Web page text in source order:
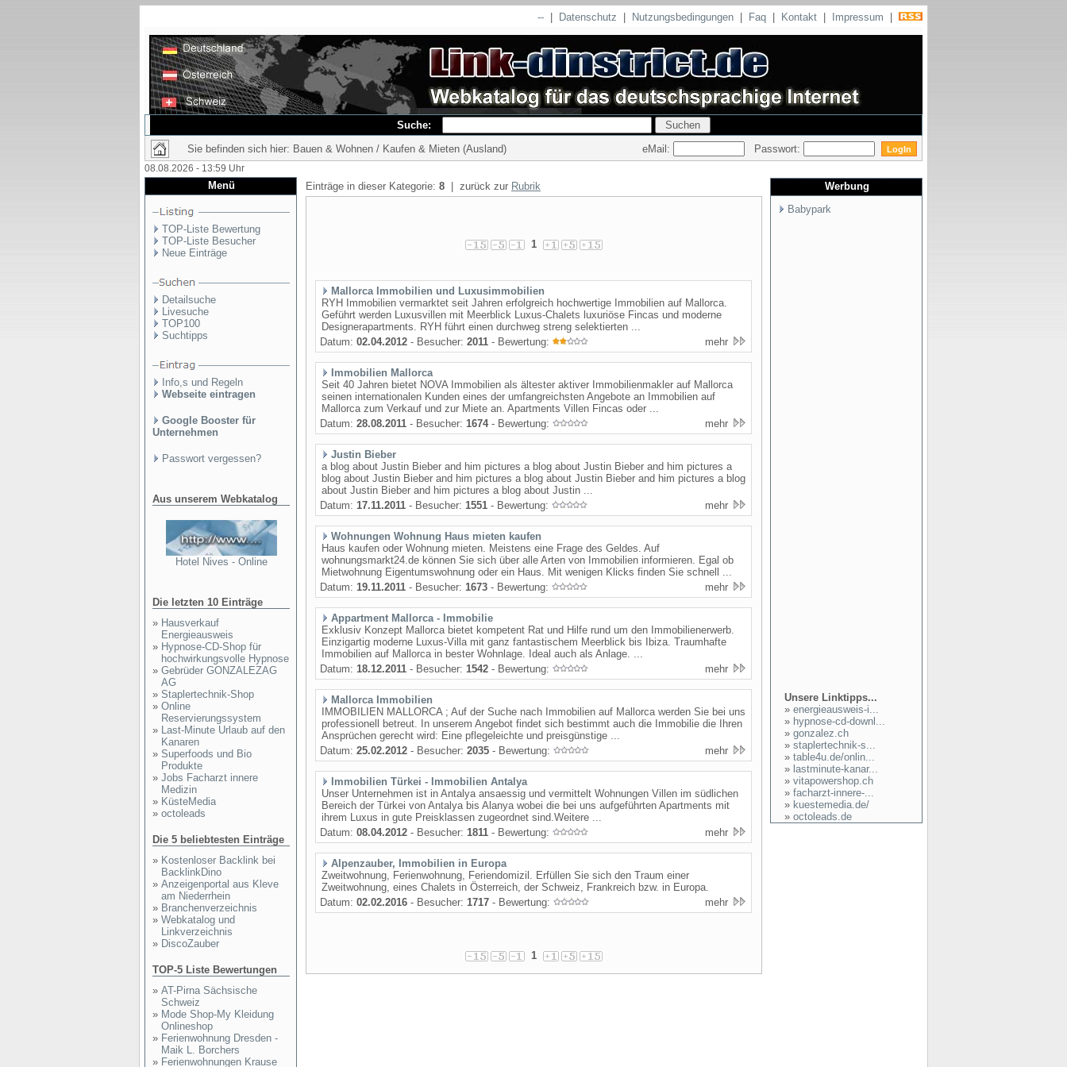
-- Datenschutz Nutzungsbedingungen Faq Kontakt Impressum
Suche:
Sie befinden sich hier: Bauen & Wohnen / Kaufen & Mieten (Ausland)
eMail: Passwort:
08.08.2026 - 13:59 Uhr
Menü
TOP-Liste Bewertung
TOP-Liste Besucher
Neue Einträge
Detailsuche
Livesuche
TOP100
Suchtipps
Info,s und Regeln
Webseite eintragen
Google Booster für
Unternehmen
Passwort vergessen?
Aus unserem Webkatalog
Hotel Nives - Online
Die letzten 10 Einträge
» Hausverkauf
Energieausweis
» Hypnose-CD-Shop für
hochwirkungsvolle Hypnose
» Gebrüder GONZALEZAG
AG
» Staplertechnik-Shop
» Online
Reservierungssystem
» Last-Minute Urlaub auf den
Kanaren
» Superfoods und Bio
Produkte
» Jobs Facharzt innere
Medizin
» KüsteMedia
» octoleads
Die 5 beliebtesten Einträge
» Kostenloser Backlink bei
BacklinkDino
» Anzeigenportal aus Kleve
am Niederrhein
» Branchenverzeichnis
» Webkatalog und
Linkverzeichnis
» DiscoZauber
TOP-5 Liste Bewertungen
» AT-Pirna Sächsische
Schweiz
» Mode Shop-My Kleidung
Onlineshop
» Ferienwohnung Dresden -
Maik L. Borchers
» Ferienwohnungen Krause
Einträge in dieser Kategorie: 8 | zurück zur Rubrik
1
Mallorca Immobilien und Luxusimmobilien
RYH Immobilien vermarktet seit Jahren erfolgreich hochwertige Immobilien auf Mallorca.
Geführt werden Luxusvillen mit Meerblick Luxus-Chalets luxuriöse Fincas und moderne
Designerapartments. RYH führt einen durchweg streng selektierten ...
Datum: 02.04.2012 - Besucher: 2011 - Bewertung: mehr
Immobilien Mallorca
Seit 40 Jahren bietet NOVA Immobilien als ältester aktiver Immobilienmakler auf Mallorca
seinen internationalen Kunden eines der umfangreichsten Angebote an Immobilien auf
Mallorca zum Verkauf und zur Miete an. Apartments Villen Fincas oder ...
Datum: 28.08.2011 - Besucher: 1674- Bewertung: mehr
Justin Bieber
a blog about Justin Bieber and him pictures a blog about Justin Bieber and him pictures a
blog about Justin Bieber and him pictures a blog about Justin Bieber and him pictures a blog
about Justin Bieber and him pictures a blog about Justin ...
Datum: 17.11.2011 - Besucher: 1551 - Bewertung: mehr
Wohnungen Wohnung Haus mieten kaufen
Haus kaufen oder Wohnung mieten. Meistens eine Frage des Geldes. Auf
wohnungsmarkt24.de können Sie sich über alle Arten von Immobilien informieren. Egal ob
Mietwohnung Eigentumswohnung oder ein Haus. Mit wenigen Klicks finden Sie schnell ...
Datum: 19.11.2011 - Besucher: 1673 - Bewertung: mehr
Appartment Mallorca - Immobilie
Exklusiv Konzept Mallorca bietet kompetent Rat und Hilfe rund um den Immobilienerwerb.
Einzigartig moderne Luxus-Villa mit ganz fantastischem Meerblick bis Ibiza. Traumhafte
Immobilien auf Mallorca in bester Wohnlage. Ideal auch als Anlage. ...
Datum: 18.12.2011 - Besucher: 1542 - Bewertung: mehr
Mallorca Immobilien
IMMOBILIEN MALLORCA ; Auf der Suche nach Immobilien auf Mallorca werden Sie bei uns
professionell betreut. In unserem Angebot findet sich bestimmt auch die Immobilie die Ihren
Ansprüchen gerecht wird: Eine pflegeleichte und preisgünstige ...
Datum: 25.02.2012 - Besucher: 2035 - Bewertung: mehr
Immobilien Türkei - Immobilien Antalya
Unser Unternehmen ist in Antalya ansaessig und vermittelt Wohnungen Villen im südlichen
Bereich der Türkei von Antalya bis Alanya wobei die bei uns aufgeführten Apartments mit
ihrem Luxus in gute Preisklassen zugeordnet sind.Weitere ...
Datum: 08.04.2012 - Besucher: 1811 - Bewertung: mehr
Alpenzauber, Immobilien in Europa
Zweitwohnung, Ferienwohnung, Feriendomizil. Erfüllen Sie sich den Traum einer
Zweitwohnung, eines Chalets in Österreich, der Schweiz, Frankreich bzw. in Europa.
Datum: 02.02.2016 - Besucher: 1717 - Bewertung: mehr
1
Werbung
Babypark
Unsere Linktipps...
» energieausweis-i...
» hypnose-cd-downl...
» gonzalez.ch
» staplertechnik-s...
» table4u.de/onlin...
» lastminute-kanar...
» vitapowershop.ch
» facharzt-innere-...
» kuestemedia.de/
» octoleads.de